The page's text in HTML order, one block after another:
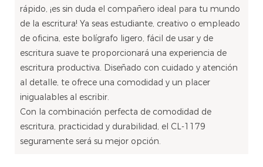
rápido, ¡es sin duda el compañero ideal para tu mundo
de la escritura! Ya seas estudiante, creativo o empleado
de oficina, este bolígrafo ligero, fácil de usar y de
escritura suave te proporcionará una experiencia de
escritura productiva. Diseñado con cuidado y atención
al detalle, te ofrece una comodidad y un placer
inigualables al escribir.
Con la combinación perfecta de comodidad de
escritura, practicidad y durabilidad, el CL-1179
seguramente será su mejor opción.